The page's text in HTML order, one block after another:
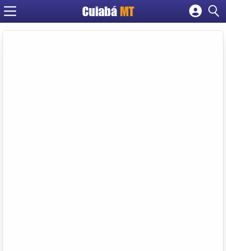
Cuiabá MT
Cadastrar empresa